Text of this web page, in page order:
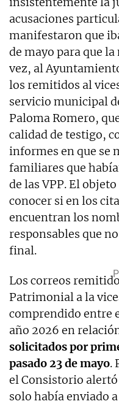
acusaciones
manifestaron que
de mayo para que
vez, al
los remitidos al
servicio municipal
Paloma Romero,
calidad de testigo,
informes en que se
familiares que
de las VPP. El
conocer si en los
encuentran los
responsables que
final.
Los correos
Patrimonial a la
comprendido entre
año 2026 en
solicitados por
pasado 23 de mayo.
el Consistorio
solo había enviado